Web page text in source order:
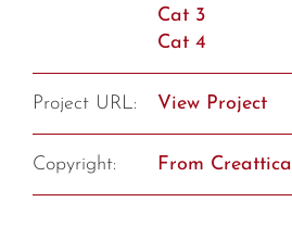
Cat 3
Cat 4
Project URL: View Project
Copyright: From Creattica